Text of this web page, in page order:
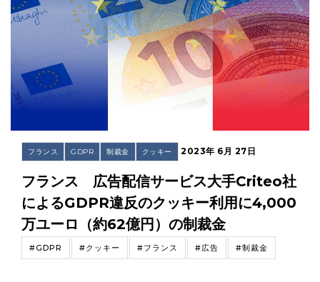
フランス GDPR 制裁金 クッキー 2023年 6月 27日
フランス 広告配信サービス大手Criteo社
によるGDPR違反のクッキー利用に4,000
万ユーロ（約62億円）の制裁金
#GDPR #クッキー #フランス #広告 #制裁金